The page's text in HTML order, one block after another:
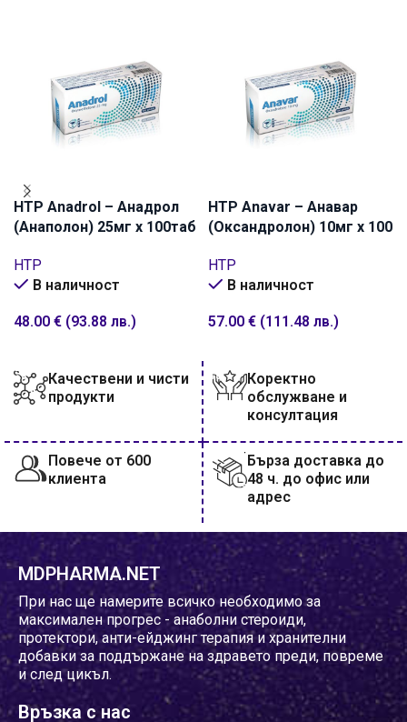
HTP Anadrol – Анадрол
(Анаполон) 25мг x 100таб
HTP
В наличност
48.00 € (93.88 лв.)
HTP Anavar – Анавар
(Оксандролон) 10мг х 100
HTP
В наличност
57.00 € (111.48 лв.)
Качествени и чисти
продукти
Коректно
обслужване и
консултация
Повече от 600
клиента
Бърза доставка до
48 ч. до офис или
адрес
MDPHARMA.NET
При нас ще намерите всичко необходимо за
максимален прогрес - анаболни стероиди,
протектори, анти-ейджинг терапия и хранителни
добавки за поддържане на здравето преди, повреме
и след цикъл.
Връзка с нас